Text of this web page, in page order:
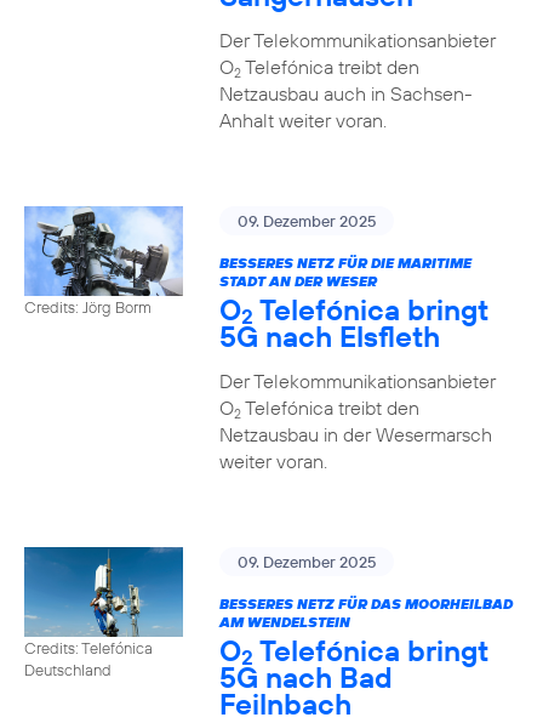
Der Telekommunikationsanbieter
O2Telefónica treibt den
Netzausbau auch in Sachsen-
Anhalt weiter voran.
Credits: Jörg Borm
09. Dezember 2025
BESSERES NETZ FÜR DIE MARITIME
STADT AN DER WESER
O2 Telefónica bringt
5G nach Elsfleth
Der Telekommunikationsanbieter
O2Telefónica treibt den
Netzausbau in der Wesermarsch
weiter voran.
Credits: Telefónica
Deutschland
09. Dezember 2025
BESSERES NETZ FÜR DAS MOORHEILBAD
AM WENDELSTEIN
O2 Telefónica bringt
5G nach Bad
Feilnbach